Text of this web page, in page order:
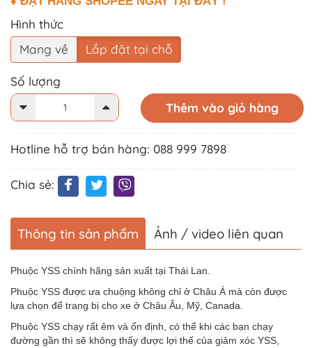
Hình thức
Mang về
Lắp đặt tại chỗ
Số lượng
Thêm vào giỏ hàng
Hotline hỗ trợ bán hàng: 088 999 7898
Chia sẻ:
Thông tin sản phẩm Ảnh / video liên quan
Phuộc YSS chính hãng sản xuất tại Thái Lan.
Phuộc YSS được ưa chuộng không chỉ ở Châu Á mà còn được
lựa chọn để trang bị cho xe ở Châu Âu, Mỹ, Canada.
Phuộc YSS chạy rất êm và ổn định, có thể khi các bạn chạy
đường gần thì sẽ không thấy được lợi thế của giảm xóc YSS,